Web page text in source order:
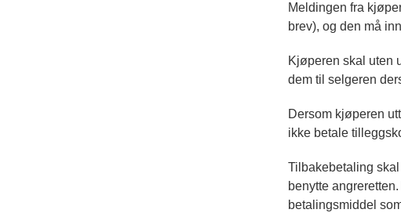
Meldingen fra
brev), og den må
Kjøperen skal uten
dem til selgeren
Dersom kjøperen
ikke betale
Tilbakebetaling
benytte
betalingsmiddel